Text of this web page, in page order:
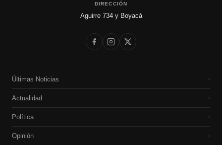
DIRECCIÓN
Aguirre 734 y Boyacá
Últimas Noticias ›
Actualidad ›
Política ›
Opinión ›